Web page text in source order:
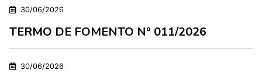
30/06/2026
TERMO DE FOMENTO Nº 011/2026
30/06/2026